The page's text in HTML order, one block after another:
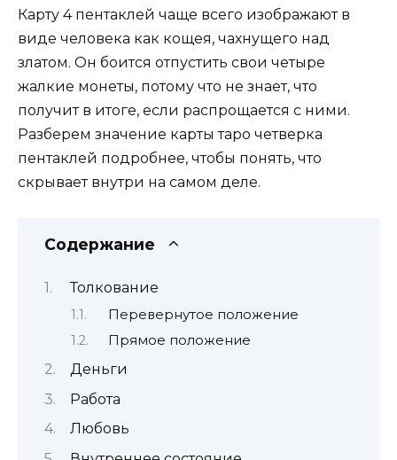
Карту 4 пентаклей чаще всего изображают в
виде человека как кощея, чахнущего над
златом. Он боится отпустить свои четыре
жалкие монеты, потому что не знает, что
получит в итоге, если распрощается с ними.
Разберем значение карты таро четверка
пентаклей подробнее, чтобы понять, что
скрывает внутри на самом деле.
Содержание
Толкование
Перевернутое положение
Прямое положение
Деньги
Работа
Любовь